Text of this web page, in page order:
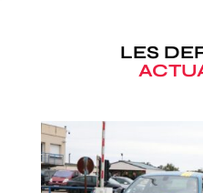
LES